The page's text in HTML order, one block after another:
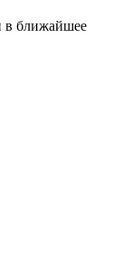
в ближайшее